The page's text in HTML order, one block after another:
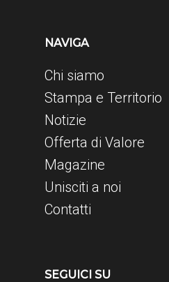
NAVIGA
Chi siamo
Stampa e Territorio
Notizie
Offerta di Valore
Magazine
Unisciti a noi
Contatti
SEGUICI SU